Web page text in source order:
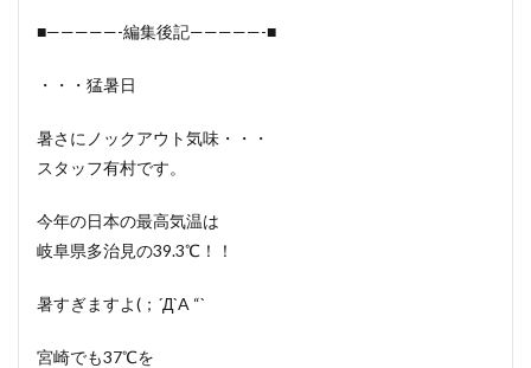
■—————-編集後記—————-■
・・・猛暑日
暑さにノックアウト気味・・・
スタッフ有村です。
今年の日本の最高気温は
岐阜県多治見の39.3℃！！
暑すぎますよ(；´Д`A “`
宮崎でも37℃を